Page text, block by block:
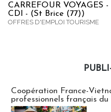
CARREFOUR VOYAGES
CDI - (St Brice (77))
OFFRES D'EMPLOI TOURISME
Coopération France-
professionnels français du